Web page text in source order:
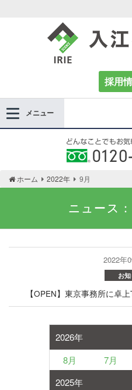
入江株式会社
採用
209-045
メニュー
ホーム 2022年 9月
ニュース
2022年
お
【OPEN】東京事務所に卓
2026年
8月
7月
2025年